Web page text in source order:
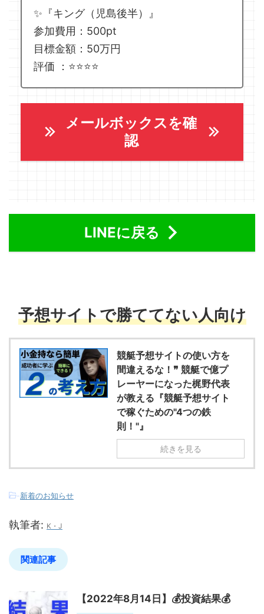
✨『キング（児島後半）』
参加費用：500pt
目標金額：50万円
評価 ：⭐️⭐️⭐️⭐️
メールボックスを確
認
LINEに戻る
予想サイトで勝ててない人向け
競艇予想サイトの使い方を
間違えるな！❞ 競艇で億プ
レーヤーになった梶野代表
が教える『競艇予想サイト
で稼ぐための"4つの鉄
則！"』
続きを見る
-新着のお知らせ
執筆者: K・J
関連記事
【2022年8月14日】💰投資結果💰